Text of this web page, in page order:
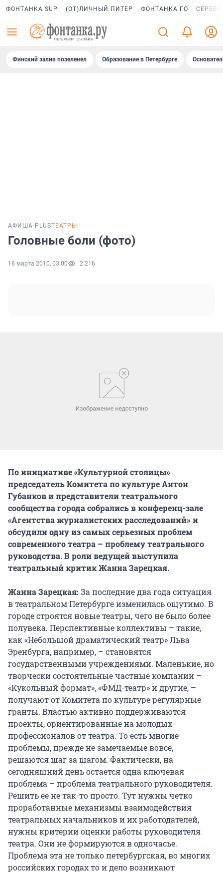
ФОНТАНКА SUP (ОТ)ЛИЧНЫЙ ПИТЕР ФОНТАНКА ГО
Финский залив позеленел Образование в Петербурге
АФИША PLUSТЕАТРЫ
Головные боли (фото)
16 марта 2010, 03:00 2 216
По инициативе «Культурной столицы»
председатель Комитета по культуре Антон
Губанков и представители театрального
сообщества города собрались в конференц-зале
«Агентства журналистских расследований»и
обсудили одну из самых серьезных проблем
современного театра – проблему театрального
руководства. В роли ведущей выступила
театральный критик Жанна Зарецкая.
Жанна Зарецкая: За последние два года ситуация
в театральном Петербурге изменилась ощутимо. В
городе строятся новые театры, чего не было более
полувека. Перспективные коллективы – такие,
как «Небольшой драматический театр» Льва
Эренбурга, например, – становятся
государственными учреждениями. Маленькие, но
творчески состоятельные частные компании –
«Кукольный формат», «ФМД-театр» и другие, –
получают от Комитета по культуре регулярные
гранты. Властью активно поддерживаются
проекты, ориентированные на молодых
профессионалов от театра. То есть многие
проблемы, прежде не замечаемые вовсе,
решаются шаг за шагом. Фактически, на
сегодняшний день остается одна ключевая
проблема – проблема театрального руководителя.
Решить ее не так-то просто. Тут нужны четко
проработанные механизмы взаимодействия
театральных начальников и их работодателей,
нужны критерии оценки работы руководителя
театра. Они не формируются в одночасье.
Проблема эта не только петербургская, во многих
российских городах то и дело возникают